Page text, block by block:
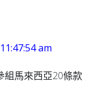
11:47:54 am
組馬來西亞20條款